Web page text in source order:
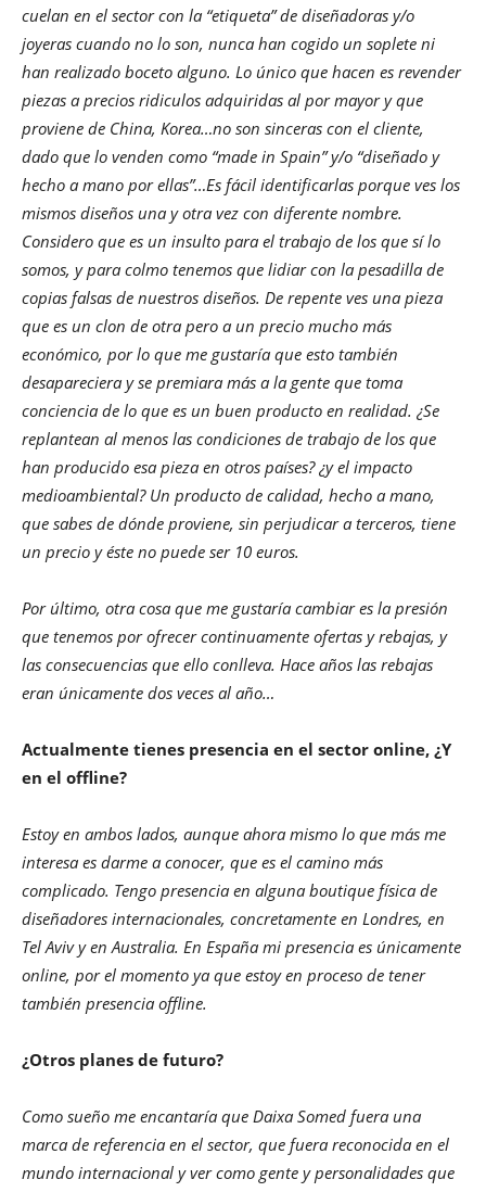
cuelan en el sector con la “etiqueta” de diseñadoras y/o
joyeras cuando no lo son, nunca han cogido un soplete ni
han realizado boceto alguno. Lo único que hacen es revender
piezas a precios ridiculos adquiridas al por mayor y que
proviene de China, Korea…no son sinceras con el cliente,
dado que lo venden como “made in Spain” y/o “diseñado y
hecho a mano por ellas”…Es fácil identificarlas porque ves los
mismos diseños una y otra vez con diferente nombre.
Considero que es un insulto para el trabajo de los que sí lo
somos, y para colmo tenemos que lidiar con la pesadilla de
copias falsas de nuestros diseños. De repente ves una pieza
que es un clon de otra pero a un precio mucho más
económico, por lo que me gustaría que esto también
desapareciera y se premiara más a la gente que toma
conciencia de lo que es un buen producto en realidad. ¿Se
replantean al menos las condiciones de trabajo de los que
han producido esa pieza en otros países? ¿y el impacto
medioambiental? Un producto de calidad, hecho a mano,
que sabes de dónde proviene, sin perjudicar a terceros, tiene
un precio y éste no puede ser 10 euros.
Por último, otra cosa que me gustaría cambiar es la presión
que tenemos por ofrecer continuamente ofertas y rebajas, y
las consecuencias que ello conlleva. Hace años las rebajas
eran únicamente dos veces al año…
Actualmente tienes presencia en el sector online, ¿Y
en el offline?
Estoy en ambos lados, aunque ahora mismo lo que más me
interesa es darme a conocer, que es el camino más
complicado. Tengo presencia en alguna boutique física de
diseñadores internacionales, concretamente en Londres, en
Tel Aviv y en Australia. En España mi presencia es únicamente
online, por el momento ya que estoy en proceso de tener
también presencia offline.
¿Otros planes de futuro?
Como sueño me encantaría que Daixa Somed fuera una
marca de referencia en el sector, que fuera reconocida en el
mundo internacional y ver como gente y personalidades que